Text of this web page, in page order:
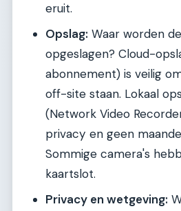
eruit.
Opslag: Waar worden
opgeslagen? Cloud-
abonnement) is veilig
off-site staan. Lokaal
(Network Video
privacy en geen
Sommige camera's
kaartslot.
Privacy en wetgeving: